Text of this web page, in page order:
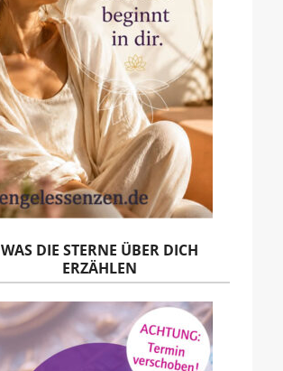
WAS DIE STERNE ÜBER DICH
ERZÄHLEN